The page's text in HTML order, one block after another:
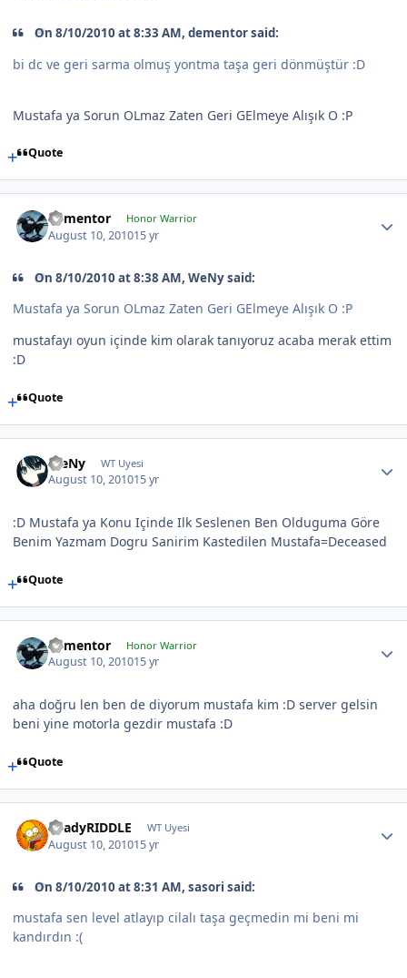
On 8/10/2010 at 8:33 AM, dementor said:
bi dc ve geri sarma olmuş yontma taşa geri dönmüştür :D
Mustafa ya Sorun OLmaz Zaten Geri GElmeye Alışık O :P
Quote
dementor Honor Warrior
August 10, 201015 yr
On 8/10/2010 at 8:38 AM, WeNy said:
Mustafa ya Sorun OLmaz Zaten Geri GElmeye Alışık O :P
mustafayı oyun içinde kim olarak tanıyoruz acaba merak ettim
:D
Quote
WeNy WT Uyesi
August 10, 201015 yr
:D Mustafa ya Konu Içinde Ilk Seslenen Ben Olduguma Göre
Benim Yazmam Dogru Sanirim Kastedilen Mustafa=Deceased
Quote
dementor Honor Warrior
August 10, 201015 yr
aha doğru len ben de diyorum mustafa kim :D server gelsin
beni yine motorla gezdir mustafa :D
Quote
ShadyRIDDLE WT Uyesi
August 10, 201015 yr
On 8/10/2010 at 8:31 AM, sasori said:
mustafa sen level atlayıp cilalı taşa geçmedin mi beni mi
kandırdın :(